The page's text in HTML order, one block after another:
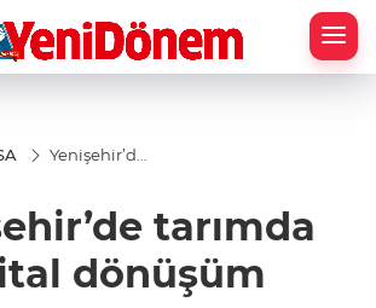
Yenişehir’de
dönüşüm
tarımda
dönüşüm